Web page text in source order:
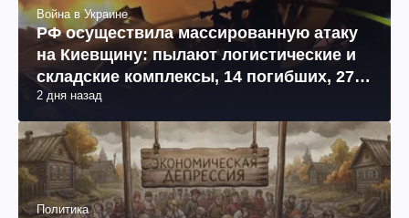
Война в Украине
РФ осуществила массированную атаку
на Киевщину: пылают логистические и
складские комплексы, 14 погибших, 27
раненых (фото, видео)
2 дня назад
Политика